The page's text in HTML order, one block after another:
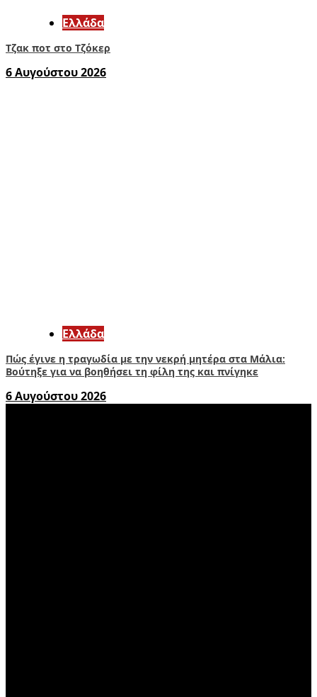
Ελλάδα
Τζακ ποτ στο Τζόκερ
6 Αυγούστου 2026
Ελλάδα
Πώς έγινε η τραγωδία με την νεκρή μητέρα στα Μάλια:
Βούτηξε για να βοηθήσει τη φίλη της και πνίγηκε
6 Αυγούστου 2026